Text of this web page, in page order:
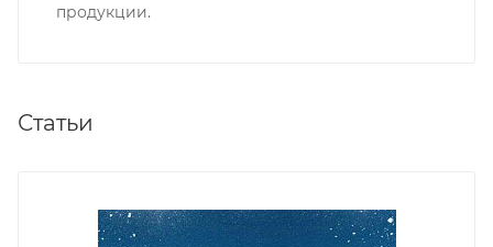
продукции.
Статьи